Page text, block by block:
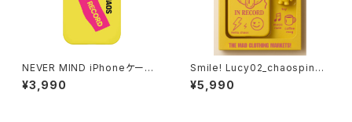
NEVER MIND iPhoneケース 1
020-241126085
¥3,990
Smile! Lucy02_chaospink i
Phoneケース SpecialBox 10
20-241126112
¥5,990